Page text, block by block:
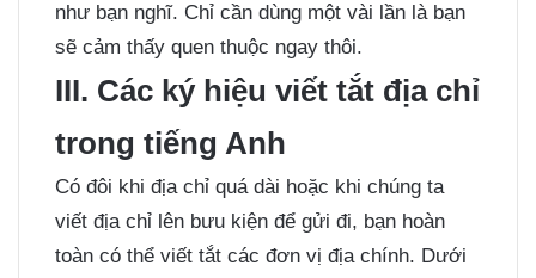
như bạn nghĩ. Chỉ cần dùng một vài lần là bạn
sẽ cảm thấy quen thuộc ngay thôi.
III. Các ký hiệu viết tắt địa chỉ
trong tiếng Anh
Có đôi khi địa chỉ quá dài hoặc khi chúng ta
viết địa chỉ lên bưu kiện để gửi đi, bạn hoàn
toàn có thể viết tắt các đơn vị địa chính. Dưới